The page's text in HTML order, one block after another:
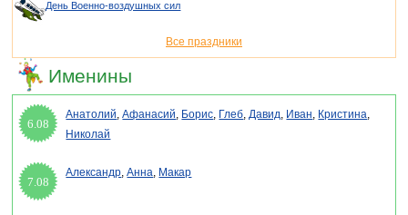
День Военно-воздушных сил
Все праздники
Именины
6.08
Анатолий,Афанасий, Борис, Глеб,Давид, Иван, Кристина,
Николай
7.08
Александр,Анна, Макар